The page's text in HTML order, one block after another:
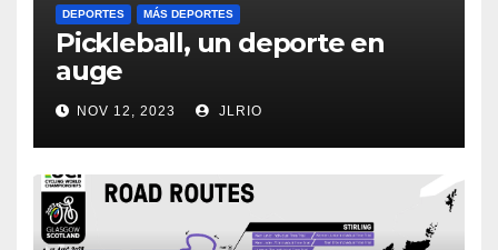
DEPORTES MÁS DEPORTES
Pickleball, un deporte en
auge
NOV 12, 2023 JLRIO